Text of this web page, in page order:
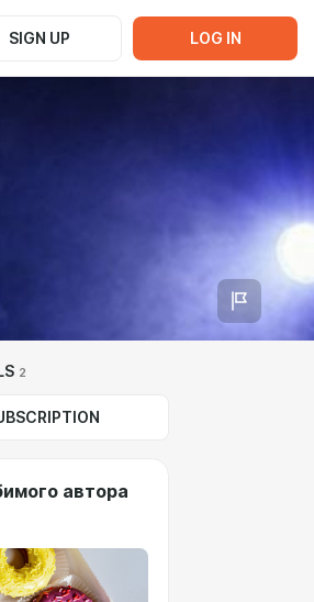
SIGN UP LOG IN
2
автора